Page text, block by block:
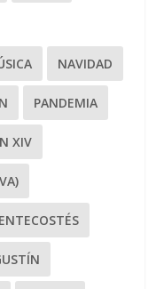
NAVIDAD
PANDEMIA
XIV